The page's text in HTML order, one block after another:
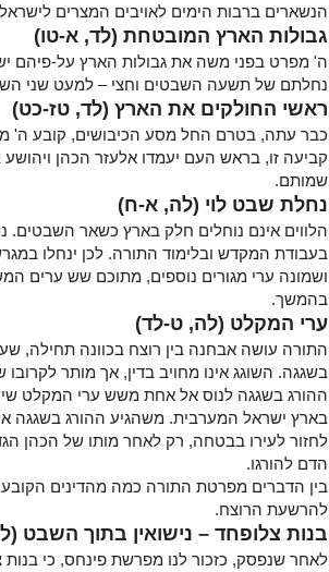
הנשארים ברבות הימים לאויבים המצרים
גבולות הארץ המובטחת (לד, א-טו)
ה' מפרט בפני משה את גבולות הארץ על-פיהם
נחלתם של תשעה השבטים וחצי – למעט שני
ראשי החולקים את הארץ (לד, טז-כט)
כבר עתה, בטרם החל מסע הכיבושים, קובע ה'
קביעה זו, בראש העם יעמדו אלעזר הכהן
שמותם.
נחלת שבט לוי (לה, א-ח)
הלווים אינם נוחלים חלק בארץ כשאר השבטים.
בעבודת המקדש ובלימוד התורה. לכן ינחלו
ושמונה ערי מגורים נוספים, מתוכם שש ערים
בהמשך.
ערי המקלט (לה, ט-לד)
התורה עושה אבחנה בין רוצח בכוונה תחילה,
בשגגה. השוגג אינו מחויב בדין, אך מותר לקרובו
ההורג בשגגה לנוס אל אחת משש ערי המקלט
בארץ ישראל המערבית. משהגיע ההורג בשגגה אל
לחזור לעירו בבטחה, רק לאחר מותו של הכהן
הדם להורגו.
בין הדברים מפרטת התורה כמה מהדינים
להרשעת הרוצח.
בנות צלופחד – נישואין בתוך השבט
לאחר שנפסק, כזכור לנו מפרשת פינחס, כי